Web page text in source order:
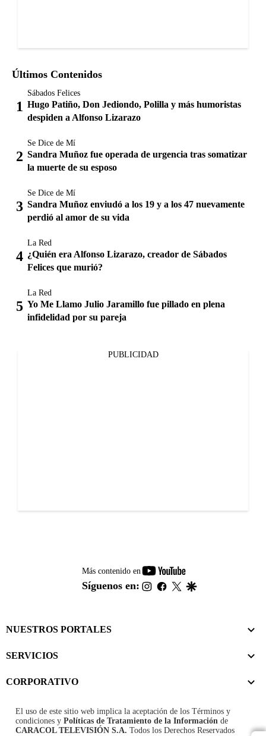
Últimos Contenidos
Sábados Felices
Hugo Patiño, Don Jediondo, Polilla y más humoristas
despiden a Alfonso Lizarazo
Se Dice de Mí
Sandra Muñoz fue operada de urgencia tras somatizar
la muerte de su esposo
Se Dice de Mí
Sandra Muñoz enviudó a los 19 y a los 47 nuevamente
perdió al amor de su vida
La Red
¿Quién era Alfonso Lizarazo, creador de Sábados
Felices que murió?
La Red
Yo Me Llamo Julio Jaramillo fue pillado en plena
infidelidad por su pareja
PUBLICIDAD
Más contenido en
youtube-
footer
Síguenos en: instagram
facebook
twitter
NUESTROS PORTALES
SERVICIOS
CORPORATIVO
El uso de este sitio web implica la aceptación de los Términos y
condiciones y Políticas de Tratamiento de la Información de
CARACOL TELEVISIÓN S.A. Todos los Derechos Reservados